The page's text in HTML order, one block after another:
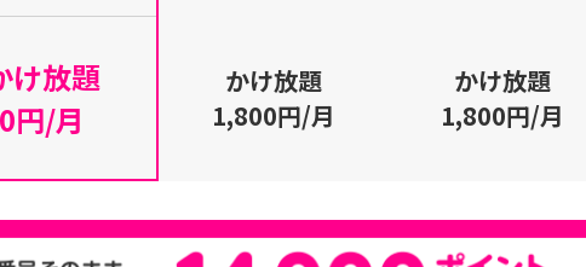
け放題
0円/月
かけ放題
1,800円/月
かけ放題
1,800円/月